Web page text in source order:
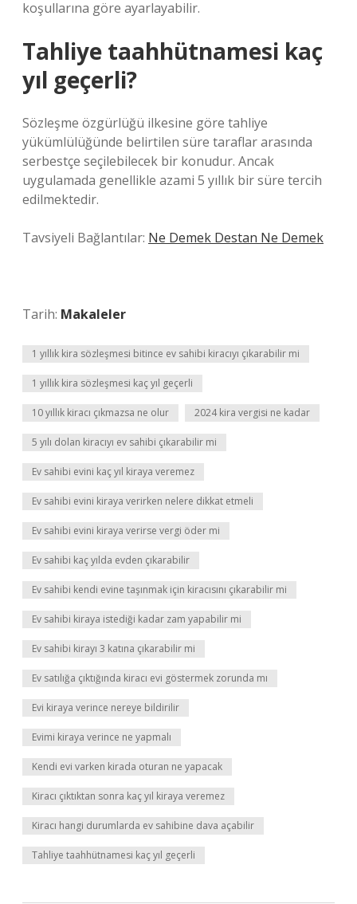
koşullarına göre ayarlayabilir.
Tahliye taahhütnamesi kaç
yıl geçerli?
Sözleşme özgürlüğü ilkesine göre tahliye
yükümlülüğünde belirtilen süre taraflar arasında
serbestçe seçilebilecek bir konudur. Ancak
uygulamada genellikle azami 5 yıllık bir süre tercih
edilmektedir.
Tavsiyeli Bağlantılar: Ne Demek Destan Ne Demek
Tarih: Makaleler
1 yıllık kira sözleşmesi bitince ev sahibi kiracıyı çıkarabilir mi
1 yıllık kira sözleşmesi kaç yıl geçerli
10 yıllık kiracı çıkmazsa ne olur 2024 kira vergisi ne kadar
5 yılı dolan kiracıyı ev sahibi çıkarabilir mi
Ev sahibi evini kaç yıl kiraya veremez
Ev sahibi evini kiraya verirken nelere dikkat etmeli
Ev sahibi evini kiraya verirse vergi öder mi
Ev sahibi kaç yılda evden çıkarabilir
Ev sahibi kendi evine taşınmak için kiracısını çıkarabilir mi
Ev sahibi kiraya istediği kadar zam yapabilir mi
Ev sahibi kirayı 3 katına çıkarabilir mi
Ev satılığa çıktığında kiracı evi göstermek zorunda mı
Evi kiraya verince nereye bildirilir
Evimi kiraya verince ne yapmalı
Kendi evi varken kirada oturan ne yapacak
Kiracı çıktıktan sonra kaç yıl kiraya veremez
Kiracı hangi durumlarda ev sahibine dava açabilir
Tahliye taahhütnamesi kaç yıl geçerli